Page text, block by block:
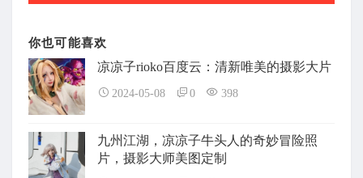
你也可能喜欢
凉凉子rioko百度云：清新唯美的摄影大片
2024-05-08 0 398
九州江湖，凉凉子牛头人的奇妙冒险照
片，摄影大师美图定制